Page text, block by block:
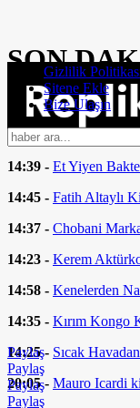
SON
14:58 -Bel Ağrısı
14:44 -Moto Kurye
14:39 - Et Yiyen
14:45 - Fatih Altaylı
14:37 - Chobani
14:23 - Kerem
14:58 - Kenelerden
14:35 - Kırım Kongo
14:25 - Sıcak
20:05 - Mauro Icardi
Gizlilik
Sitene Ekle
Bize Ulaşın
Paylaş
Paylaş
Paylaş
Paylaş